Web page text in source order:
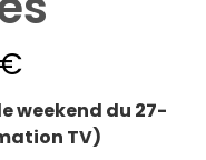
€
weekend du 27-
TV)